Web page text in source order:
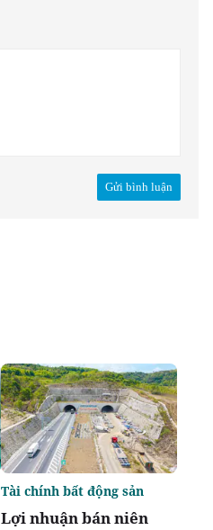
Gửi bình luận
Lợi nhuận bán niên
Tài chính bất động sản